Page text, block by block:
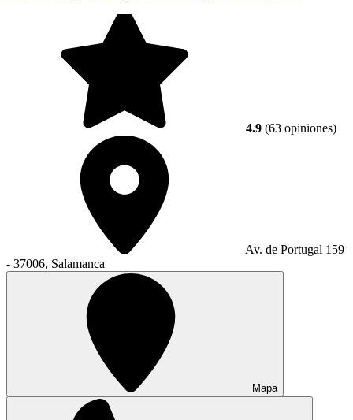
4.9 (63 opiniones)
Av. de Portugal 159
- 37006, Salamanca
Mapa